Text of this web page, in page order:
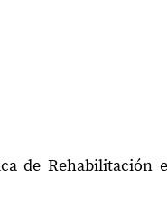
de Rehabilitación